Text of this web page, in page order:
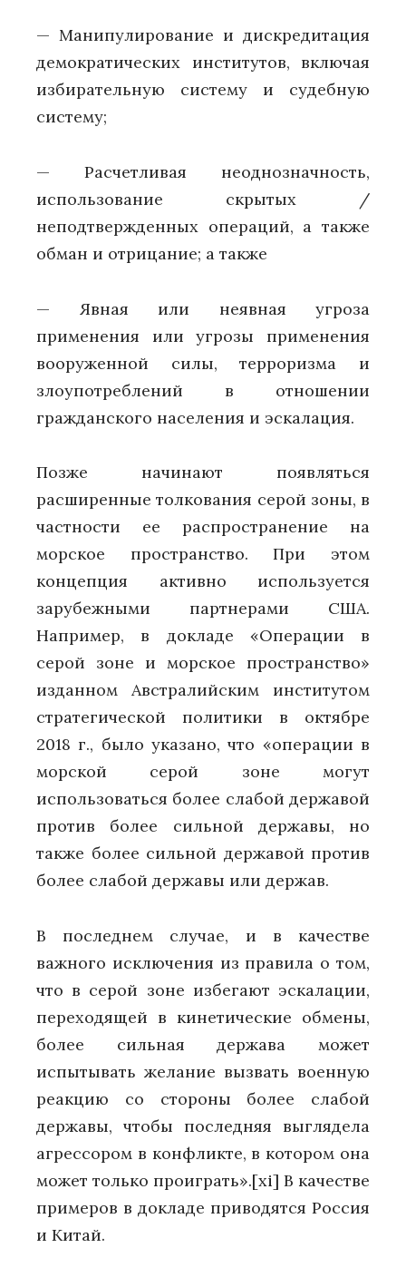
— Манипулирование и дискредитация
демократических институтов, включая
избирательную систему и судебную
систему;
— Расчетливая неоднозначность,
использование скрытых /
неподтвержденных операций, а также
обман и отрицание; а также
— Явная или неявная угроза
применения или угрозы применения
вооруженной силы, терроризма и
злоупотреблений в отношении
гражданского населения и эскалация.
Позже начинают появляться
расширенные толкования серой зоны, в
частности ее распространение на
морское пространство. При этом
концепция активно используется
зарубежными партнерами США.
Например, в докладе «Операции в
серой зоне и морское пространство»
изданном Австралийским институтом
стратегической политики в октябре
2018 г., было указано, что «операции в
морской серой зоне могут
использоваться более слабой державой
против более сильной державы, но
также более сильной державой против
более слабой державы или держав.
В последнем случае, и в качестве
важного исключения из правила о том,
что в серой зоне избегают эскалации,
переходящей в кинетические обмены,
более сильная держава может
испытывать желание вызвать военную
реакцию со стороны более слабой
державы, чтобы последняя выглядела
агрессором в конфликте, в котором она
может только проиграть».[xi] В качестве
примеров в докладе приводятся Россия
и Китай.